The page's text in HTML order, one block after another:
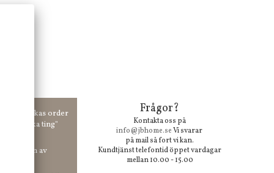
kr skickas order
"unika ting"
anmälan av
Frågor?
Kontakta oss på
info@jbhome.seVi svarar
på mail så fort vi kan.
Kundtjänst telefontid öppet vardagar
mellan 10.00 - 15.00